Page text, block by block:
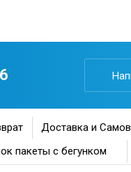
Доставка и
пакеты с бегунком